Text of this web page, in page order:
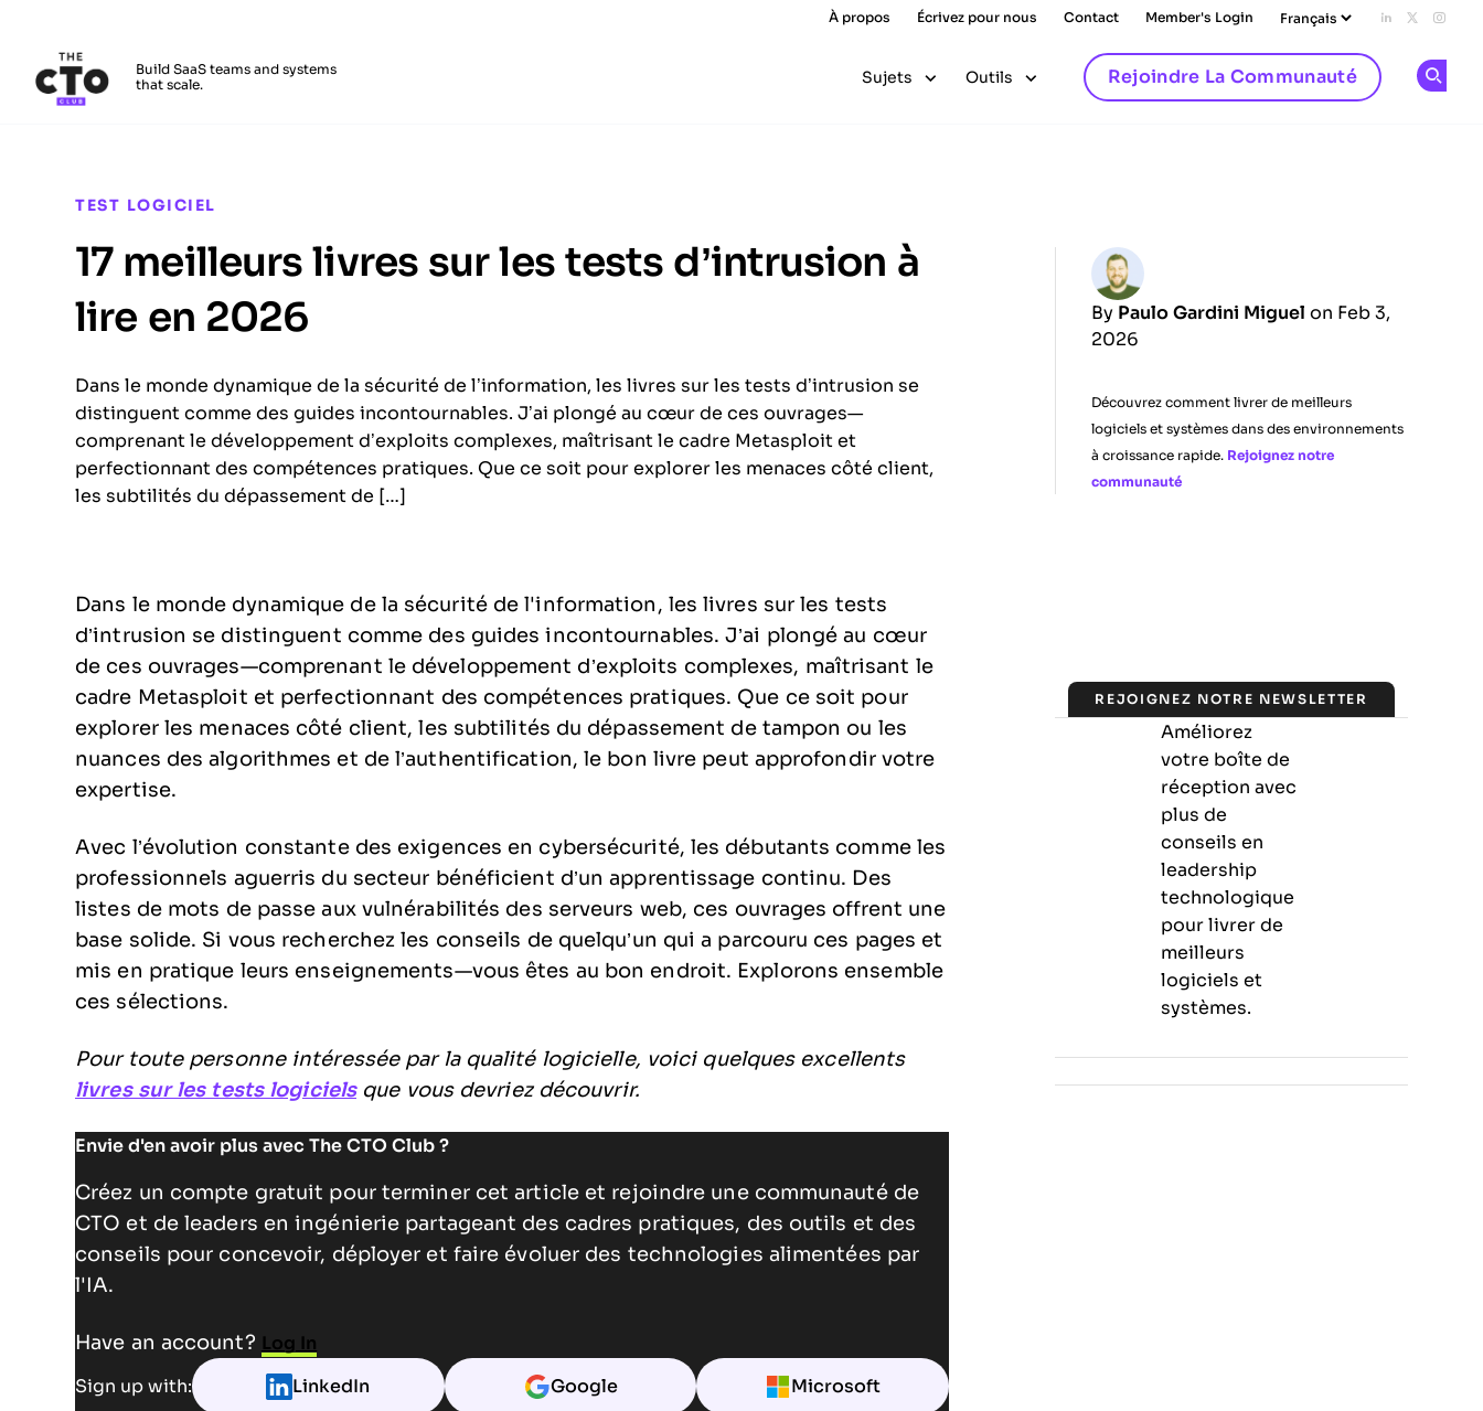
À propos Écrivez pour nous Contact Member's Login Add us on
Follow
Build SaaS teams and systems
that scale.
Sujets Outils Rejoindre La Communauté
TEST LOGICIEL
17 meilleurs livres sur les tests d’intrusion à
lire en 2026
By Paulo Gardini Miguel on Feb 3,
2026
Découvrez comment livrer de meilleurs
logiciels et systèmes dans des environnements
à croissance rapide. Rejoignez notre
communauté
Dans le monde dynamique de la sécurité de l’information, les livres sur les tests d’intrusion se
distinguent comme des guides incontournables. J’ai plongé au cœur de ces ouvrages—
comprenant le développement d’exploits complexes, maîtrisant le cadre Metasploit et
perfectionnant des compétences pratiques. Que ce soit pour explorer les menaces côté client,
les subtilités du dépassement de […]
Dans le monde dynamique de la sécurité de l'information, les livres sur les tests
d’intrusion se distinguent comme des guides incontournables. J’ai plongé au cœur
de ces ouvrages—comprenant le développement d’exploits complexes, maîtrisant le
cadre Metasploit et perfectionnant des compétences pratiques. Que ce soit pour
explorer les menaces côté client, les subtilités du dépassement de tampon ou les
nuances des algorithmes et de l’authentification, le bon livre peut approfondir votre
expertise.
Avec l’évolution constante des exigences en cybersécurité, les débutants comme les
professionnels aguerris du secteur bénéficient d’un apprentissage continu. Des
listes de mots de passe aux vulnérabilités des serveurs web, ces ouvrages offrent une
base solide. Si vous recherchez les conseils de quelqu’un qui a parcouru ces pages et
mis en pratique leurs enseignements—vous êtes au bon endroit. Explorons ensemble
ces sélections.
Pour toute personne intéressée par la qualité logicielle, voici quelques excellents
livres sur les tests logicielsque vous devriez découvrir.
Envie d'en avoir plus avec The CTO Club ?
Créez un compte gratuit pour terminer cet article et rejoindre une communauté de
CTO et de leaders en ingénierie partageant des cadres pratiques, des outils et des
conseils pour concevoir, déployer et faire évoluer des technologies alimentées par
l'IA.
Have an account? Log In
Sign up with: LinkedIn Google Microsoft
REJOIGNEZ NOTRE NEWSLETTER
Améliorez
votre boîte de
réception avec
plus de
conseils en
leadership
technologique
pour livrer de
meilleurs
logiciels et
systèmes.